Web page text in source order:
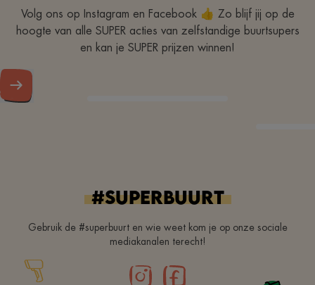
votre professionalisme
Volg ons op Instagram en Facebook 👍 Zo blijf jij op de
hoogte van alle SUPER acties van zelfstandige buurtsupers
en kan je SUPER prijzen winnen!
#superbuurt
Gebruik de #superbuurt en wie weet kom je op onze sociale
mediakanalen terecht!